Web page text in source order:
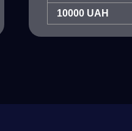
10000 UAH